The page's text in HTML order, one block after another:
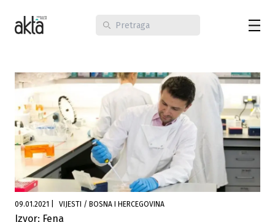
09.01.2021 VIJESTI / BOSNA I HERCEGOVINA
Izvor: Fena